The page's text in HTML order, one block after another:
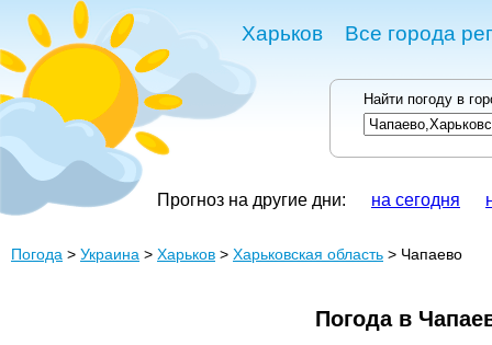
Харьков Все города
Найти погоду в
Прогноз на другие дни: на сегодня
Погода > Украина > Харьков > Харьковская область > Чапаево
Погода в